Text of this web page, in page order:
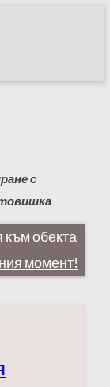
с
към обекта
момент!